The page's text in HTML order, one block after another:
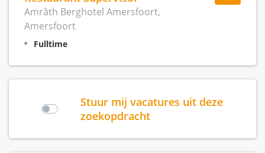
Amrâth Berghotel Amersfoort,
Amersfoort
Fulltime
Stuur mij vacatures uit deze
zoekopdracht